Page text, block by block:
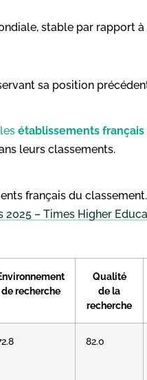
stable par rapport à
sa position
établissements français
leurs classements.
français du
– Times Higher
de recherche
Qualité
de la
recherche
82.0